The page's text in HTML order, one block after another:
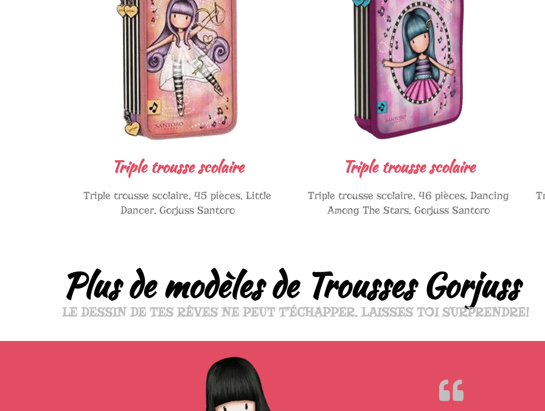
Triple trousse scolaire
Triple trousse scolaire, 45 pièces, Little
Dancer, Gorjuss Santoro
Triple trousse scolaire
Triple trousse scolaire, 46 pièces, Dancing
Among The Stars, Gorjuss Santoro
Plus de modèles de Trousses Gorjuss
LE DESSIN DE TES RÊVES NE PEUT T'ÉCHAPPER. LAISSES TOI SURPRENDRE!